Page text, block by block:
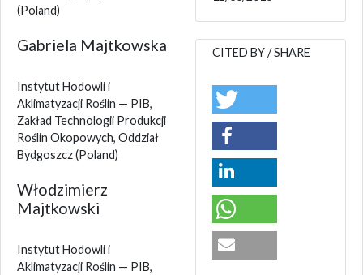
(Poland)
Gabriela Majtkowska
Instytut Hodowli i
Aklimatyzacji Roślin — PIB,
Zakład Technologii Produkcji
Roślin Okopowych, Oddział
Bydgoszcz(Poland)
Włodzimierz
Majtkowski
Instytut Hodowli i
Aklimatyzacji Roślin — PIB,
CITED BY / SHARE